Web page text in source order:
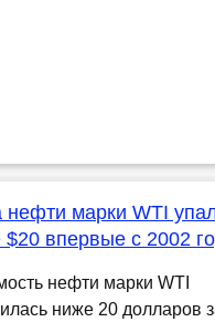
нефти марки WTI
$20 впервые с 2002
нефти марки WTI
ниже 20 долларов